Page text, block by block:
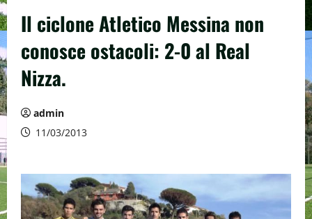
Il ciclone Atletico Messina non
conosce ostacoli: 2-0 al Real
Nizza.
admin
11/03/2013